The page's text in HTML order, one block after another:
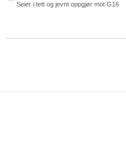
Seier i tett og jevnt oppgjør mot G16